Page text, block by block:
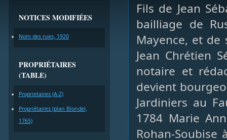
NOTICES MODIFIÉES
Nom des rues, 1920
PROPRIÉTAIRES
(TABLE)
Proprietaires (A-Z)
Propriétaires (plan Blondel,
1765)
Fils de Jean
bailliage de
Mayence, et
Jean Chrétien
notaire et
devient
Jardiniers au
1784 Marie
Rohan-Soubise